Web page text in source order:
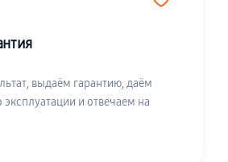
выдаём гарантию, даём
и отвечаем на